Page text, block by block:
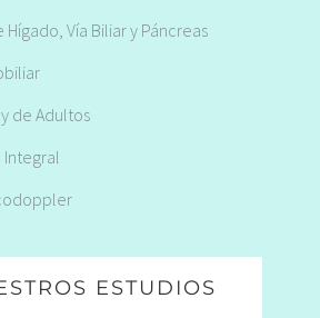
Vía Biliar y Páncreas
de Adultos
Integral
ESTUDIOS